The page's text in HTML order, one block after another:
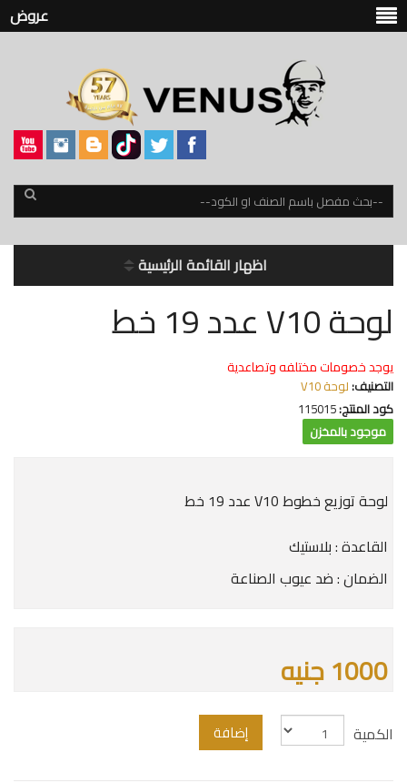
عروض
اظهار القائمة الرئيسية
لوحة V10 عدد 19 خط
يوجد خصومات مختلفه وتصاعدية
التصنيف:لوحة V10
كود المنتج:115015
موجود بالمخزن
لوحة توزيع خطوط V10 عدد 19 خط
القاعدة : بلاستيك
الضمان : ضد عيوب الصناعة
1000 جنيه
الكمية إضافة